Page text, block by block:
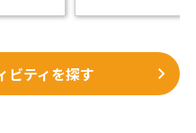
設は
少人数で一人か
料金には、昼食
など全ての料金
ビティを探す